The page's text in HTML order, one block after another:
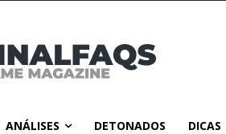
ANÁLISES DETONADOS DICAS